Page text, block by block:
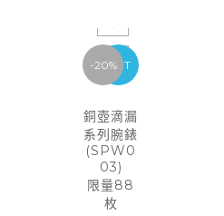
HOT
-20%
銅壺滴漏
系列腕錶
(SPW0
03)
限量88
枚